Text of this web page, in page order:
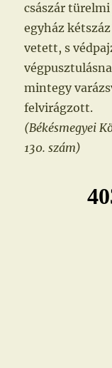
császár
egyház
vetett, s
mintegy
felvirágzott.
(Békésmegyei
130. szám)